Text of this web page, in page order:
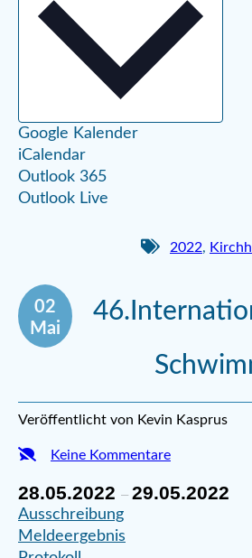
Google Kalender
iCalendar
Outlook 365
Outlook Live
2022,
02
Mai
Veröffentlicht von Kevin Kasprus
Keine Kommentare
28.05.2022 – 29.05.2022
Ausschreibung
Meldeergebnis